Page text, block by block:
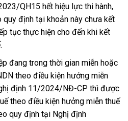
QH15 hết hiệu lực thi hành,
quy định tại khoản này chưa kết
tục thực hiện cho đến khi kết
đang trong thời gian miễn hoặc
theo điều kiện hưởng miễn
định 11/2024/NĐ-CP thì được
theo điều kiện hưởng miễn thuế
quy định tại Nghị định